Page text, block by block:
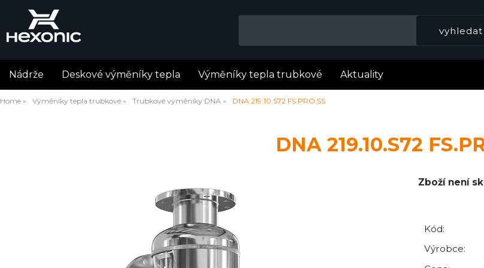
Nádrže Deskové výměníky tepla Výměníky tepla trubkové Aktuality
Home Výměníky tepla trubkové Trubkové výměníky DNA DNA 219.10.S72 FS.PRO.SS
DNA 219.10.S72
Zboží není
Kód:
Výrobce: